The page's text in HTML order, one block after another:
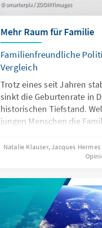
smarterpix / ZOOMYimages
Mehr Raum für Familie
Familienfreundliche
Vergleich
Trotz eines seit Jahren
sinkt die Geburtenrate in
historischen Tiefstand.
jungen Menschen die
beitragen, dass mehr
werden? Aktuelle
Länder liefern Hinweise
Weiterentwicklung der
Deutschland.
Natalie Klauser, Jacques Hermes